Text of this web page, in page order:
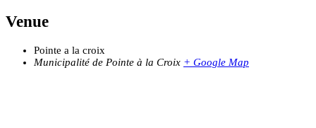
Venue
Pointe a la croix
Municipalité de Pointe à la Croix + Google Map